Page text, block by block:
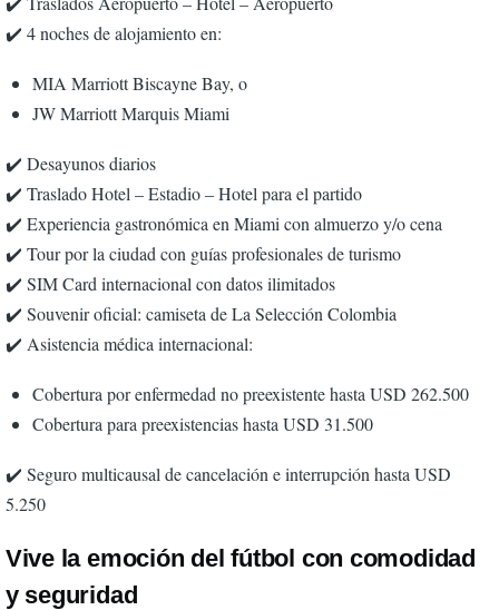
✔️ 4 noches de alojamiento en:
MIA Marriott Biscayne Bay, o
JW Marriott Marquis Miami
✔️ Desayunos diarios
✔️ Traslado Hotel – Estadio – Hotel para el partido
✔️ Experiencia gastronómica en Miami con almuerzo y/o cena
✔️ Tour por la ciudad con guías profesionales de turismo
✔️ SIM Card internacional con datos ilimitados
✔️ Souvenir oficial: camiseta de La Selección Colombia
✔️ Asistencia médica internacional:
Cobertura por enfermedad no preexistente hasta USD 262.500
Cobertura para preexistencias hasta USD 31.500
✔️ Seguro multicausal de cancelación e interrupción hasta USD
5.250
Vive la emoción del fútbol con comodidad
y seguridad